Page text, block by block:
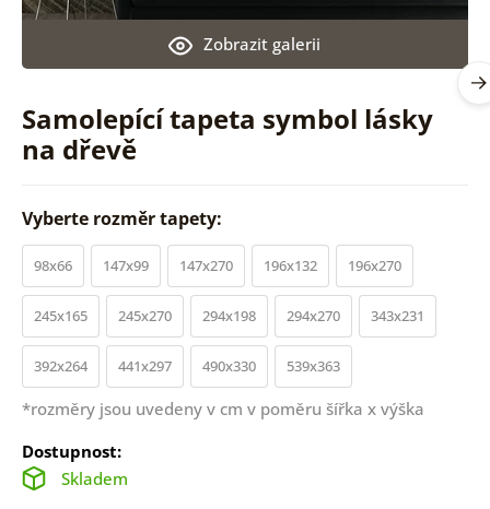
Samolepící tapeta symbol lásky
na dřevě
Zobrazit galerii
Vyberte rozměr tapety:
98x66 147x99 147x270 196x132 196x270
245x165 245x270 294x198 294x270 343x231
392x264 441x297 490x330 539x363
*rozměry jsou uvedeny v cm v poměru šířka x výška
Dostupnost:
Skladem